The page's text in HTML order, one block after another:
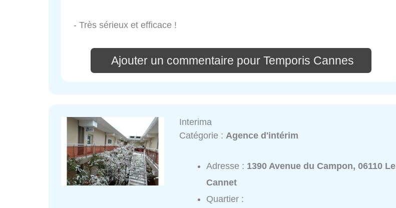
- Très sérieux et efficace !
Ajouter un commentaire pour Temporis Cannes
Interima
Catégorie : Agence d'intérim
Adresse : 1390 Avenue du Campon, 06110 Le
Cannet
Quartier :